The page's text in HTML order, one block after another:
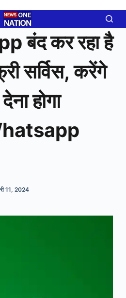
बंद कर रहा है
सर्विस, करेंगे
होगा
11, 2024